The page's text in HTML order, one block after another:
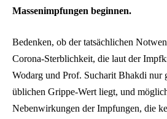
Massenimpfungen beginnen.
Bedenken, ob der tatsächlichen
Corona-Sterblichkeit, die laut der
Wodarg und Prof. Sucharit Bhakdi nur
üblichen Grippe-Wert liegt, und
Nebenwirkungen der Impfungen, die